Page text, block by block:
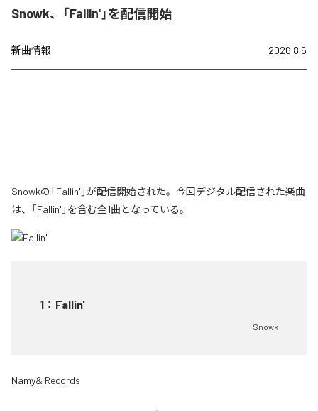
Snowk、「Fallin'」を配信開始
新曲情報 2026.8.6
Snowkの「Fallin'」が配信開始された。今回デジタル配信された楽曲
は、「Fallin'」を含む全1曲となっている。
1 ： Fallin'
Snowk
Namy& Records